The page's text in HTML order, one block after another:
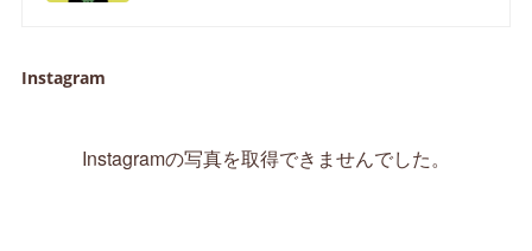
Instagram
Instagramの写真を取得できませんでした。